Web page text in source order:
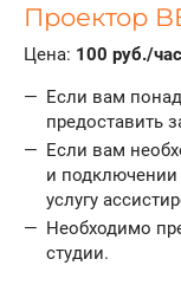
Проектор
Цена: 100 руб./час
Если вам
предоставить
Если вам
и подключении
услугу
Необходимо
студии.